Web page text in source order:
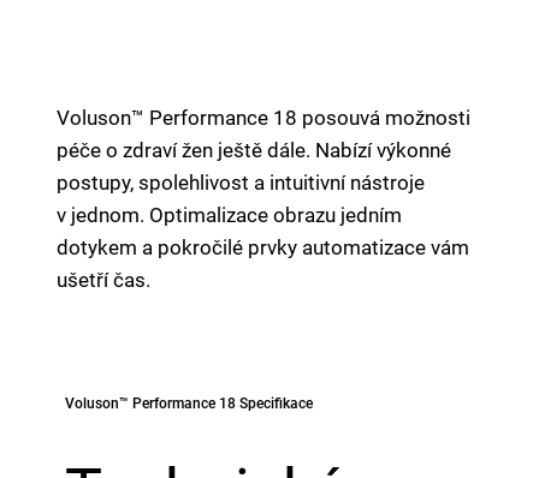
Voluson™ Performance 18 posouvá možnosti
péče o zdraví žen ještě dále. Nabízí výkonné
postupy, spolehlivost a intuitivní nástroje
v jednom. Optimalizace obrazu jedním
dotykem a pokročilé prvky automatizace vám
ušetří čas.
Voluson™ Performance 18 Specifikace